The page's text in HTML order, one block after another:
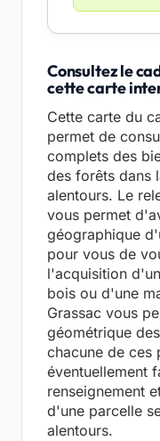
Consultez le
cette carte
Cette carte du
permet de
complets des
des forêts dans
alentours. Le
vous permet
géographique
pour vous de
l'acquisition
bois ou d'une
Grassac vous
géométrique
chacune de ces
éventuellement
renseignement
d'une parcelle
alentours.